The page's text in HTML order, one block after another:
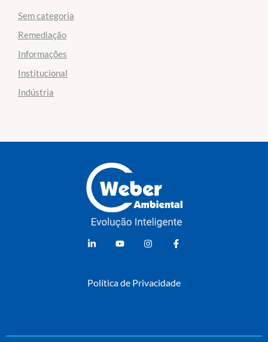
Sem categoria
Remediação
Informações
Institucional
Indústria
Política de Privacidade